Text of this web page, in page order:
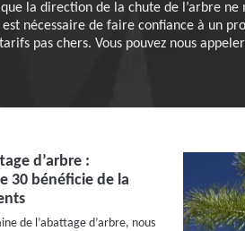
la direction de la chute de l’arbre
nécessaire de faire confiance à un
pas chers. Vous pouvez nous
d’arbre :
30 bénéficie de la
de l’abattage d’arbre, nous